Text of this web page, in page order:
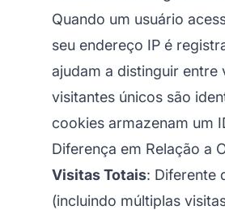
Quando um usuário
seu endereço IP é
ajudam a distinguir entre
visitantes únicos são
cookies armazenam um
Diferença em Relação a
Visitas Totais: Diferente
(incluindo múltiplas